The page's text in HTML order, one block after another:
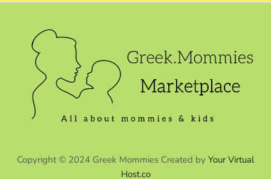
Copyright © 2024 Greek Mommies Created by Your Virtual
Host.co